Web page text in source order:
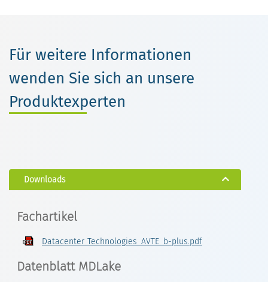
Für weitere Informationen
wenden Sie sich an unsere
Produktexperten
Downloads
Fachartikel
Datacenter_Technologies_AVTE_b-plus.pdf
Datenblatt MDLake